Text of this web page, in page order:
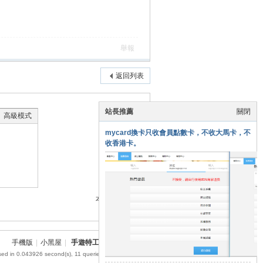
舉報
返回列表
高級模式
本版積分規則
關閉
站長推薦
mycard換卡只收會員點數卡，不收大馬卡，不
收香港卡。
手機版 小黑屋 手遊特工
in 0.043926 second(s), 11 queries , MemCache On.